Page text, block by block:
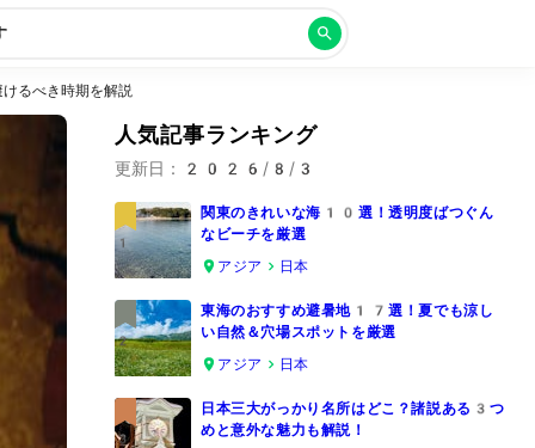
るべき時期を解説
人気記事ランキング
更新日： 2026/8/3
1
関東のきれいな海10選！透明度ばつぐん
なビーチを厳選
アジア
日本
2
東海のおすすめ避暑地17選！夏でも涼し
い自然＆穴場スポットを厳選
アジア
日本
3
日本三大がっかり名所はどこ？諸説ある3つ
めと意外な魅力も解説！